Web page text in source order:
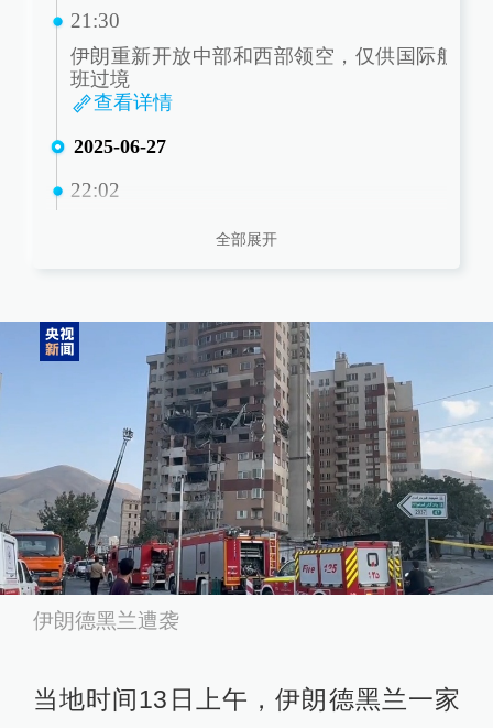
21:30
伊朗重新开放中部和西部领空，仅供国际航
班过境
查看详情
2025-06-27
22:02
17:30
伊朗外交部：拒绝任何与美国恢复核谈判的
查看详情
2025-06-25
20:08
伊朗证实本国核设施在美国空袭中“严重受
损”
查看详情
07:51
全部展开
伊朗德黑兰遭袭
当地时间13日上午，伊朗德黑兰一家